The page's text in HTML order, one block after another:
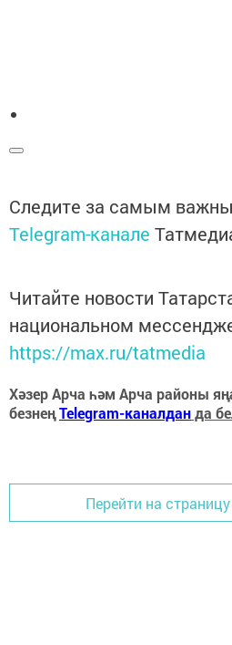
Следите за самым
Telegram-канале
Читайте новости
национальном
https://max.ru/tatmedia
Хәзер Арча һәм Арча районы
безнеңTelegram-каналданда
Перейти на